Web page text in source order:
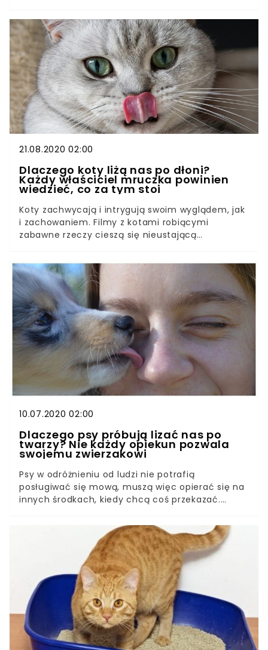
zabawiały ludzi, którym może doskwierać
samotność lub nuda. Takie czworonogi najlepiej
czują się u boku swojego pana. Wiele z nich to
aktywne psiaki, które liczą na to, że właściciele
będą dostarczać im jak najwięcej rozrywki.
Większość z nich należy do mniejszych typów
psa, mieszczących się wszędzie tam, gdzie chce
udać się ich opiekun.
21.08.2020 02:00
Dlaczego koty liżą nas po dłoni?
Każdy właściciel mruczka powinien
wiedzieć, co za tym stoi
Koty zachwycają i intrygują swoim wyglądem, jak
i zachowaniem. Filmy z kotami robiącymi
zabawne rzeczy cieszą się nieustającą
niezależnie od tego co on robi. Nawet śpiące
mruczki przyciągają uwagę ludzi. Wiele osób nie
wie, że kot zamykający oczy gdy człowiek go
głaszcze, nie wyraża jedynie przyjemności z racji
na pieszczoty, których doświadcza. Jeśli powieki
zwierzaka stykają się, znaczy to, że przede
wszystkim ufa nam i czuje się bezpiecznie.
10.07.2020 02:00
Dlaczego psy próbują lizać nas po
twarzy? Nie każdy opiekun pozwala
swojemu zwierzakowi
Psy w odróżnieniu od ludzi nie potrafią
posługiwać się mową, muszą więc opierać się na
innych środkach, kiedy chcą coś przekazać.
swoich zwierząt, przypisując im ogromną
inteligencję czy wrażliwość, gdy te po prostu
reagują instynktownie. Zdarza się też, że pies
wykazujący się niebywałymi, jak na swój gatunek
cechami, nie zostaje doceniony i zrozumiany.
Próbując zrozumieć naszego zwierzaka, musimy
poznać garść informacji ułatwiających
odczytywanie wysyłanych przez niego sygnałów.